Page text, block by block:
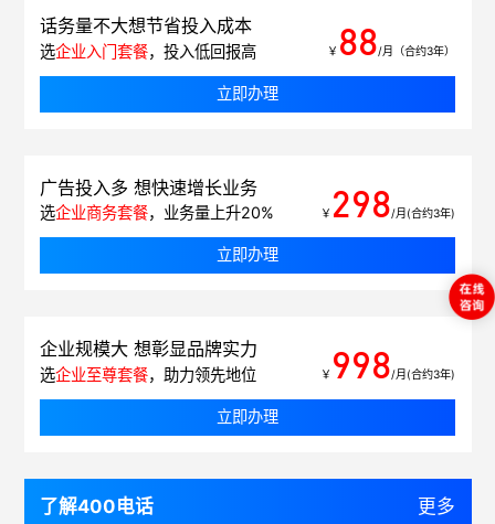
话务量不大想节省投入成本
选企业入门套餐，投入低回报高 ￥ 88/月（合约3年）
立即办理
广告投入多 想快速增长业务
选企业商务套餐，业务量上升20% ￥ 298/月(合约3年)
立即办理
企业规模大 想彰显品牌实力
选企业至尊套餐，助力领先地位 ￥ 998/月(合约3年)
立即办理
了解400电话 更多